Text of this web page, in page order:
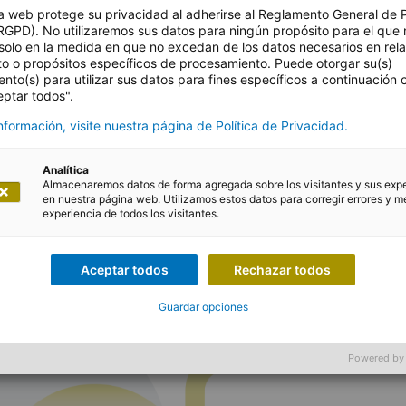
HelBS
suizo que opera en toda Europa. Desde 1996
de gestión (holding). La sede del Grupo Helvetia
web protege su privacidad al adherirse al Reglamento General de
No utilizaremos sus datos para ningún propósito para el que
en la medida en que no excedan de los datos necesarios en
o propósitos específicos de procesamiento. Puede otorgar su(s)
para utilizar sus datos para fines específicos a continuación
todos".
visite nuestra página de Política de Privacidad.
Analítica
Almacenaremos datos de forma agregada sobre los visitantes y sus
en nuestra página web. Utilizamos estos datos para corregir errores y
experiencia de todos los visitantes.
Aceptar todos Rechazar todos
Guardar opciones
Powered by